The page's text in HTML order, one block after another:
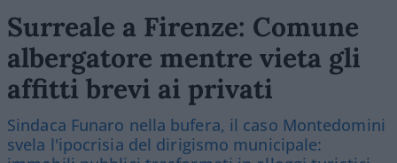
Surreale a Firenze: Comune
albergatore mentre vieta gli
affitti brevi ai privati
Sindaca Funaro nella bufera, il caso Montedomini
svela l'ipocrisia del dirigismo municipale: